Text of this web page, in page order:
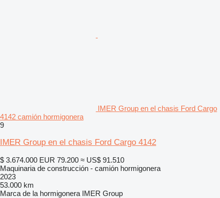
IMER Group en el chasis Ford Cargo
4142 camión hormigonera
9
IMER Group en el chasis Ford Cargo 4142
$ 3.674.000 EUR 79.200 ≈ US$ 91.510
Maquinaria de construcción - camión hormigonera
2023
53.000 km
Marca de la hormigonera IMER Group